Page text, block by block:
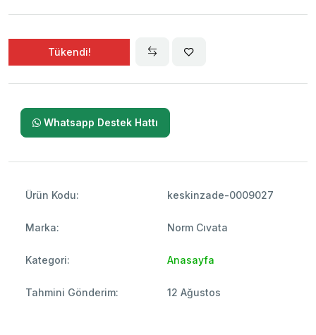
Tükendi!
Whatsapp Destek Hattı
Ürün Kodu: keskinzade-0009027
Marka: Norm Cıvata
Kategori: Anasayfa
Tahmini Gönderim: 12 Ağustos